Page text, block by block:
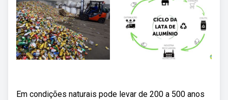
Em condições naturais pode levar de 200 a 500 anos